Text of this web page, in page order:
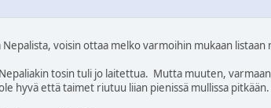
voisin ottaa melko varmoihin mukaan listaan
tosin tuli jo laitettua. Mutta muuten,
hyvä että taimet riutuu liian pienissä mullissa pitkään.